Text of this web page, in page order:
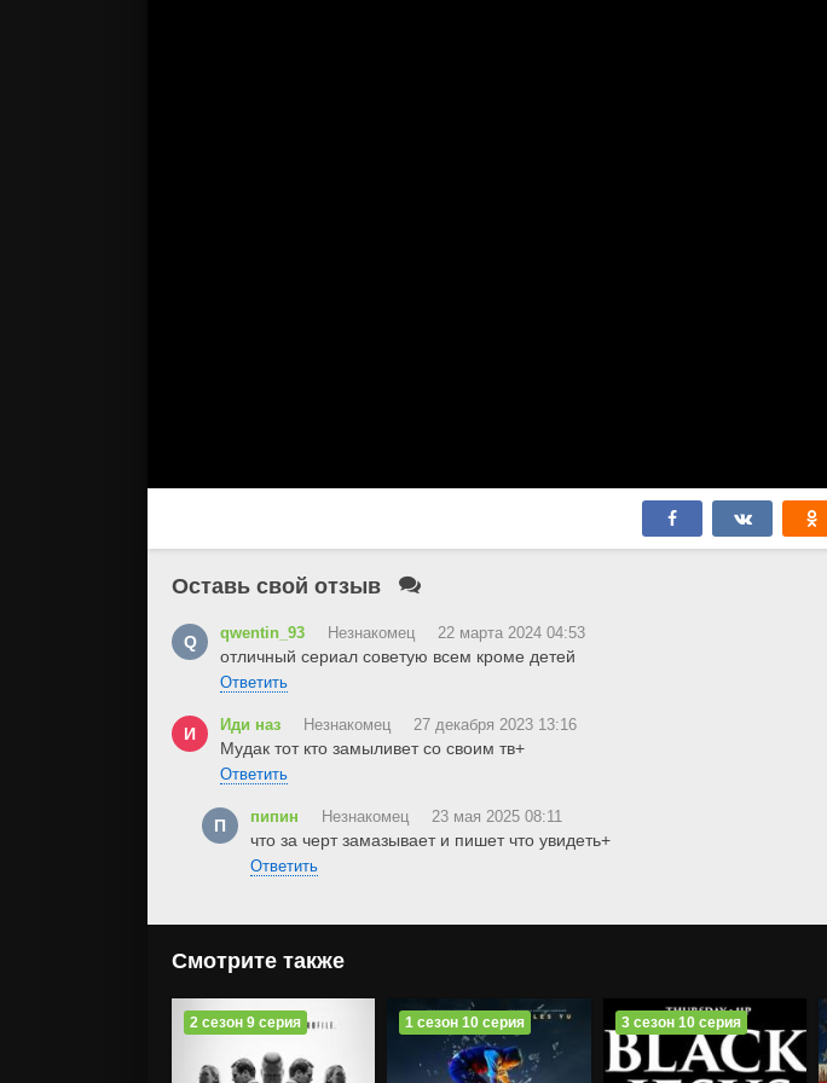
Оставь свой отзыв
Q qwentin_93 Незнакомец 22 марта 2024 04:53
отличный сериал советую всем кроме детей
Ответить
И Иди наз Незнакомец 27 декабря 2023 13:16
Мудак тот кто замыливет со своим тв+
Ответить
П пипин Незнакомец 23 мая 2025 08:11
что за черт замазывает и пишет что увидеть+
Ответить
Смотрите также
2 сезон 9 серия 1 сезон 10 серия 3 сезон 10 серия